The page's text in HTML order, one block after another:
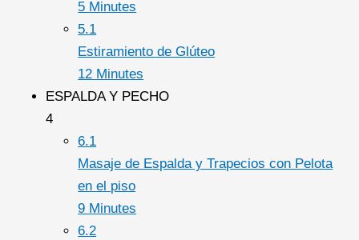
5 Minutes
5.1
Estiramiento de Glúteo
12 Minutes
ESPALDA Y PECHO
4
6.1
Masaje de Espalda y Trapecios con Pelota
en el piso
9 Minutes
6.2